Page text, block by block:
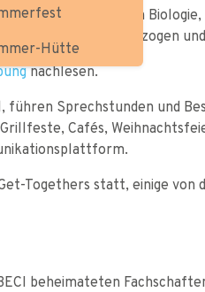
Hütte
die Fachschaften
West dorthin umgezogen
nachlesen.
Sprechstunden und
Cafés,
Togethers statt, einige
beheimateten